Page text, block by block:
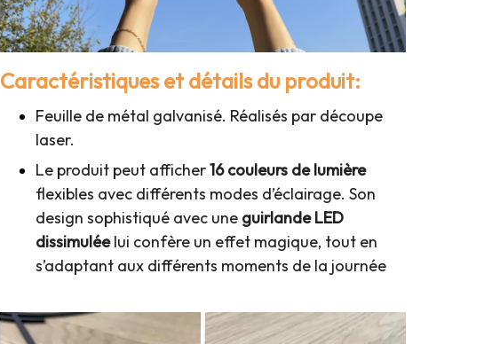
Caractéristiques et détails du produit:
Feuille de métal galvanisé. Réalisés par découpe
laser.
Le produit peut afficher16 couleurs de lumière
flexibles avec différents modes d’éclairage. Son
design sophistiqué avec une guirlande LED
dissimuléelui confère un effet magique, tout en
s’adaptant aux différents moments de la journée